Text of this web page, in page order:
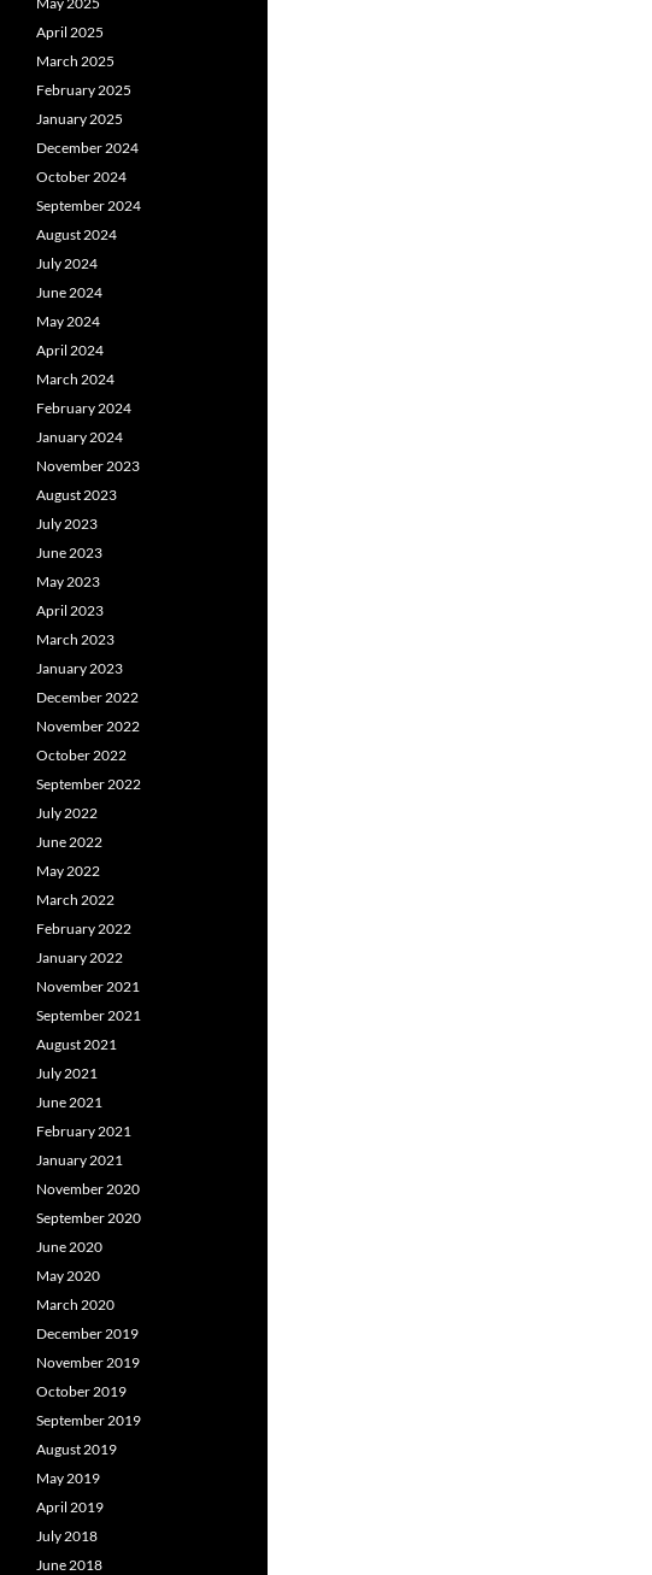
April 2025
March 2025
February 2025
January 2025
December 2024
October 2024
September 2024
August 2024
July 2024
June 2024
May 2024
April 2024
March 2024
February 2024
January 2024
November 2023
August 2023
July 2023
June 2023
May 2023
April 2023
March 2023
January 2023
December 2022
November 2022
October 2022
September 2022
July 2022
June 2022
May 2022
March 2022
February 2022
January 2022
November 2021
September 2021
August 2021
July 2021
June 2021
February 2021
January 2021
November 2020
September 2020
June 2020
May 2020
March 2020
December 2019
November 2019
October 2019
September 2019
August 2019
May 2019
April 2019
July 2018
June 2018